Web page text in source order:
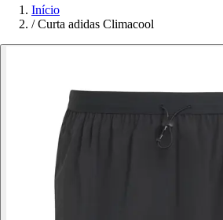
Início
/ Curta adidas Climacool